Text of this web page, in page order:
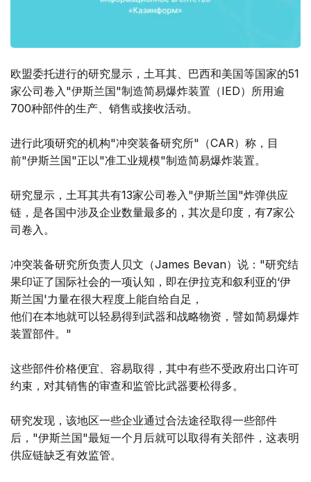
欧盟委托进行的研究显示，土耳其、巴西和美国等国家的51
家公司卷入"伊斯兰国"制造简易爆炸装置（IED）所用逾
700种部件的生产、销售或接收活动。
进行此项研究的机构"冲突装备研究所"（CAR）称，目
前"伊斯兰国"正以"准工业规模"制造简易爆炸装置。
研究显示，土耳其共有13家公司卷入"伊斯兰国"炸弹供应
链，是各国中涉及企业数量最多的，其次是印度，有7家公
司卷入。
冲突装备研究所负责人贝文（James Bevan）说："研究结
果印证了国际社会的一项认知，即在伊拉克和叙利亚的‘伊
斯兰国'力量在很大程度上能自给自足，
他们在本地就可以轻易得到武器和战略物资，譬如简易爆炸
装置部件。"
这些部件价格便宜、容易取得，其中有些不受政府出口许可
约束，对其销售的审查和监管比武器要松得多。
研究发现，该地区一些企业通过合法途径取得一些部件
后，"伊斯兰国"最短一个月后就可以取得有关部件，这表明
供应链缺乏有效监管。